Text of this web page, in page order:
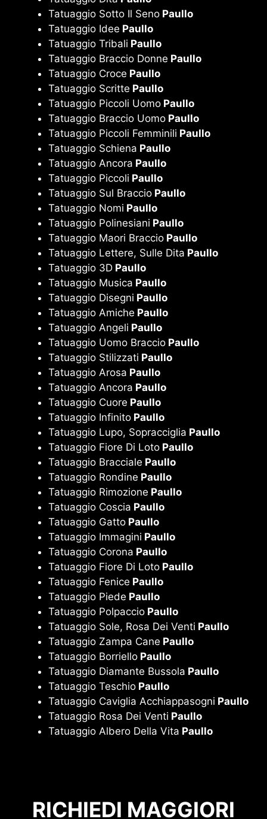
Tatuaggio Sotto Il Seno Paullo
Tatuaggio Idee Paullo
Tatuaggio Tribali Paullo
Tatuaggio Braccio Donne Paullo
Tatuaggio Croce Paullo
Tatuaggio Scritte Paullo
Tatuaggio Piccoli Uomo Paullo
Tatuaggio Braccio Uomo Paullo
Tatuaggio Piccoli Femminili Paullo
Tatuaggio Schiena Paullo
Tatuaggio Ancora Paullo
Tatuaggio Piccoli Paullo
Tatuaggio Sul Braccio Paullo
Tatuaggio Nomi Paullo
Tatuaggio Polinesiani Paullo
Tatuaggio Maori Braccio Paullo
Tatuaggio Lettere, Sulle Dita Paullo
Tatuaggio 3D Paullo
Tatuaggio Musica Paullo
Tatuaggio Disegni Paullo
Tatuaggio Amiche Paullo
Tatuaggio Angeli Paullo
Tatuaggio Uomo Braccio Paullo
Tatuaggio Stilizzati Paullo
Tatuaggio Arosa Paullo
Tatuaggio Ancora Paullo
Tatuaggio Cuore Paullo
Tatuaggio Infinito Paullo
Tatuaggio Lupo, Sopracciglia Paullo
Tatuaggio Fiore Di Loto Paullo
Tatuaggio Bracciale Paullo
Tatuaggio Rondine Paullo
Tatuaggio Rimozione Paullo
Tatuaggio Coscia Paullo
Tatuaggio Gatto Paullo
Tatuaggio Immagini Paullo
Tatuaggio Corona Paullo
Tatuaggio Fiore Di Loto Paullo
Tatuaggio Fenice Paullo
Tatuaggio Piede Paullo
Tatuaggio Polpaccio Paullo
Tatuaggio Sole, Rosa Dei Venti Paullo
Tatuaggio Zampa Cane Paullo
Tatuaggio Borriello Paullo
Tatuaggio Diamante Bussola Paullo
Tatuaggio Teschio Paullo
Tatuaggio Caviglia Acchiappasogni Paullo
Tatuaggio Rosa Dei Venti Paullo
Tatuaggio Albero Della Vita Paullo
RICHIEDI MAGGIORI